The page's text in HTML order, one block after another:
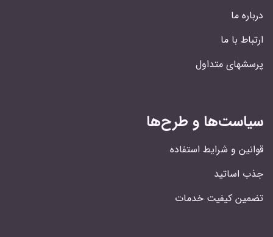
درباره ما
ارتباط با ما
پرسشهای متداول
سیاست‌ها و طرح‌ها
قوانین و شرایط استفاده
جذب اساتید
تضمین کیفیت خدمات